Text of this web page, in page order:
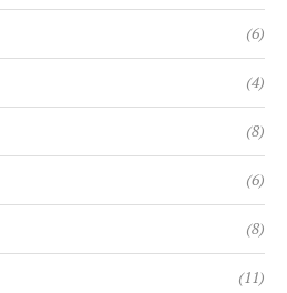
(6)
(4)
(8)
(6)
(8)
(11)